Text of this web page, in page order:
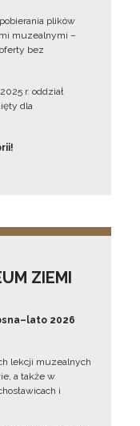
plików
muzealnymi –
bez
r. oddział
dla
ZIEMI
2026
lekcji muzealnych
a także w
i